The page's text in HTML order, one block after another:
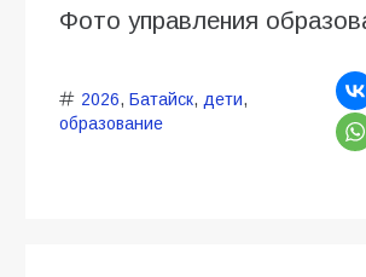
Фото управления
2026, Батайск, дети,
образование